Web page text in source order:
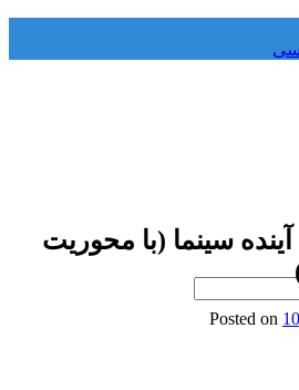
سینما (با محوریت
Posted on